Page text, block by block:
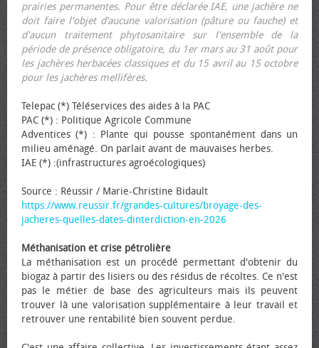
prairies permanentes. Pour être déclarée IAE, une jachère ne
doit faire l'objet d’aucune valorisation (pâture ou fauche) et
d'aucun traitement phytosanitaire sur l'ensemble de la
période de présence obligatoire, du 1er mars au 31 août pour
les jachères herbacées classiques et du 15 avril au 15 octobre
pour les jachères mellifères.
Telepac (*) Téléservices des aides à la PAC
PAC (*) : Politique Agricole Commune
Adventices (*) : Plante qui pousse spontanément dans un
milieu aménagé. On parlait avant de mauvaises herbes.
IAE (*) :(infrastructures agroécologiques)
Source : Réussir / Marie-Christine Bidault
https://www.reussir.fr/grandes-cultures/broyage-des-
jacheres-quelles-dates-dinterdiction-en-2026
Méthanisation et crise pétrolière
La méthanisation est un procédé permettant d'obtenir du
biogaz à partir des lisiers ou des résidus de récoltes. Ce n'est
pas le métier de base des agriculteurs mais ils peuvent
trouver là une valorisation supplémentaire à leur travail et
retrouver une rentabilité bien souvent perdue.